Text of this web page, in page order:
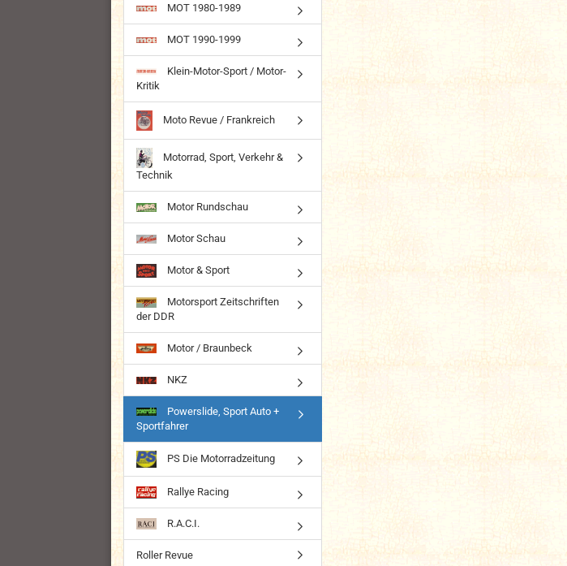
MOT 1980-1989
MOT 1990-1999
Klein-Motor-Sport / Motor-
Kritik
Moto Revue / Frankreich
Motorrad, Sport, Verkehr &
Technik
Motor Rundschau
Motor Schau
Motor & Sport
Motorsport Zeitschriften
der DDR
Motor / Braunbeck
NKZ
Powerslide, Sport Auto +
Sportfahrer
PS Die Motorradzeitung
Rallye Racing
R.A.C.I.
Roller Revue